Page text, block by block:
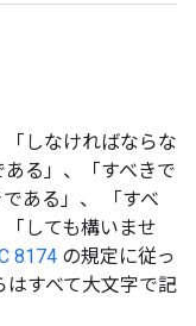
しなければならな
る」、「すべきで
ある」、 「すべ
しても構いませ
8174 の規定に従っ
はすべて大文字で記